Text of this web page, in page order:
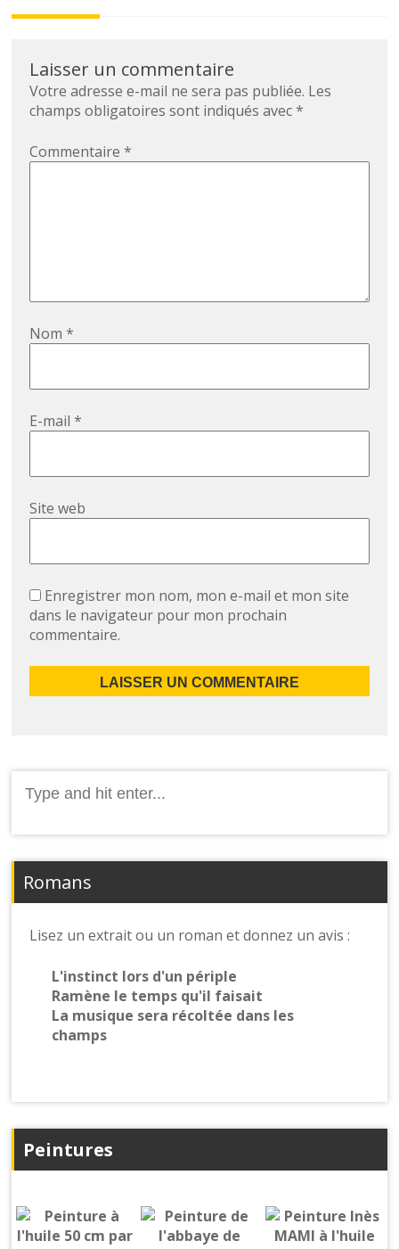
Laisser un commentaire
Votre adresse e-mail ne sera pas publiée. Les
champs obligatoires sont indiqués avec*
Commentaire*
Nom*
E-mail*
Site web
Enregistrer mon nom, mon e-mail et mon site
dans le navigateur pour mon prochain
commentaire.
Romans
Lisez un extrait ou un roman et donnez un avis :
L'instinct lors d'un périple
Ramène le temps qu'il faisait
La musique sera récoltée dans les
champs
Peintures